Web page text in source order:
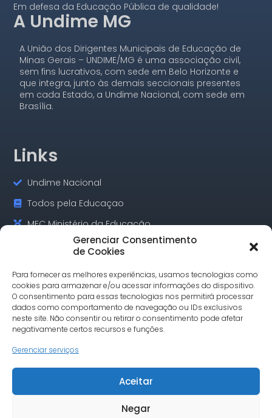
Gerenciar Consentimento
de Cookies
Para fornecer as melhores experiências, usamos tecnologias como
cookies para armazenar e/ou acessar informações do dispositivo.
O consentimento para essas tecnologias nos permitirá processar
dados como comportamento de navegação ou IDs exclusivos
neste site. Não consentir ou retirar o consentimento pode afetar
negativamente certos recursos e funções.
Gerenciar serviços
Aceitar
Negar
Em defesa da Educação Pública de qualidade!
A Undime MG
A União dos Dirigentes Municipais de Educação de
Minas Gerais – UNDIME/MG é uma associação civil,
sem fins lucrativos, com sede em Belo Horizonte e
que integra, junto às demais seccionais presentes
em cada Estado, a Undime Nacional, com sede em
Brasília.
Links
Undime Nacional
Todos pela Educaçao
MEC Ministério da Educação
GOV.BR Serviços e Informações
Contatos
Rua Alagoas, 730 Sala 18 Funcionários Cep: 30.130-160
Tel.: (31) 3342-1748